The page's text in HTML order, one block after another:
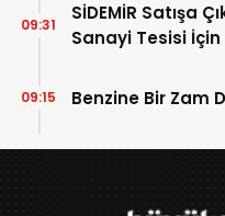
SİDEMİR Satışa
Sanayi Tesisi
09:31
Benzine Bir Zam
09:15